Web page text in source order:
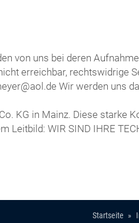
von uns bei deren
erreichbar,
Wir werden uns
KG in Mainz. Diese starke
Leitbild: WIR SIND IHRE
Startseite